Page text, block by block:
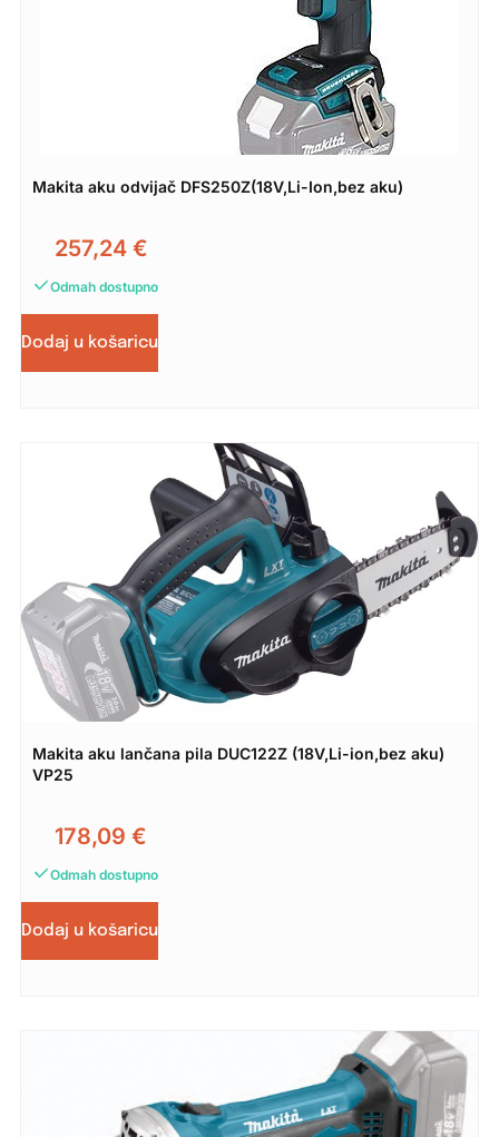
Makita aku odvijač DFS250Z(18V,Li-Ion,bez aku)
257,24 €
Odmah dostupno
Dodaj u košaricu
Makita aku lančana pila DUC122Z (18V,Li-ion,bez aku)
VP25
178,09 €
Odmah dostupno
Dodaj u košaricu